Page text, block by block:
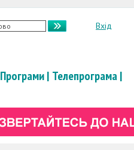
Вхід
Програми| Телепрограма|